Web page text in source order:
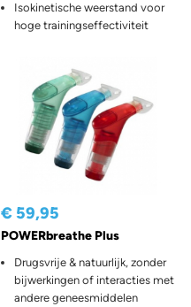
Isokinetische weerstand voor
hoge trainingseffectiviteit
€ 59,95
POWERbreathe Plus
Drugsvrije & natuurlijk, zonder
bijwerkingen of interacties met
andere geneesmiddelen